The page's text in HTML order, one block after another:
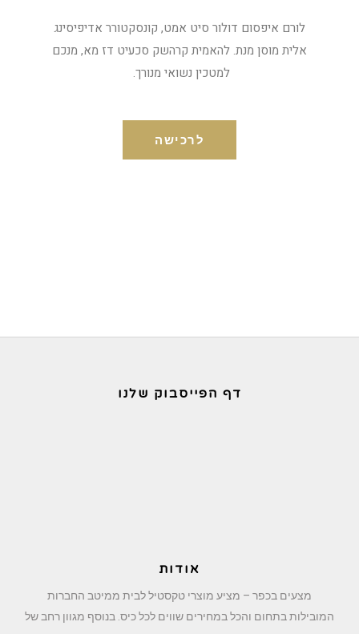
לורם איפסום דולור סיט אמט, קונסקטורר אדיפיסינג
אלית מוסן מנת. להאמית קרהשק סכעיט דז מא, מנכם
למטכין נשואי מנורך.
לרכישה
דף הפייסבוק שלנו
אודות
מצעים בכפר – מציע מוצרי טקסטיל לבית ממיטב החברות
המובילות בתחום והכל במחירים שווים לכל כיס. בנוסף מגוון רחב של